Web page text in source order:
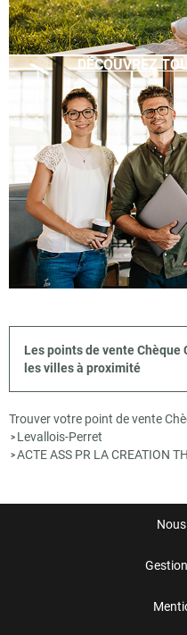
DÉCOUVREZ
Les points de vente Chèque
les villes à proximité
Trouver votre point de vente
> Levallois-Perret
>ACTE ASS PR LA CREATION